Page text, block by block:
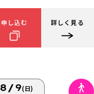
申し込む 詳しく見る
8/9(日)